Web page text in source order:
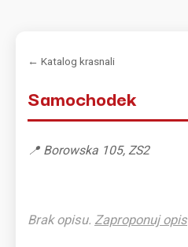
← Katalog krasnali
Samochodek
📍 Borowska 105, ZS2
Brak opisu. Zaproponuj opis